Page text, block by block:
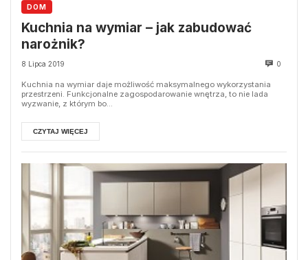
DOM
Kuchnia na wymiar – jak zabudować
narożnik?
8 Lipca 2019 0
Kuchnia na wymiar daje możliwość maksymalnego wykorzystania
przestrzeni. Funkcjonalne zagospodarowanie wnętrza, to nie lada
wyzwanie, z którym bo...
CZYTAJ WIĘCEJ